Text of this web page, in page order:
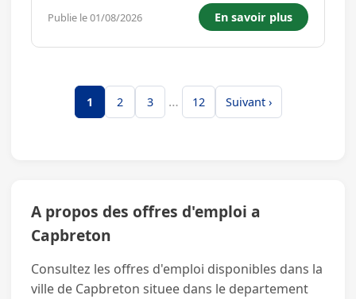
Niveau d'études minimum requis : Non diplômé
Temps de travail : Temps plein...
Publie le 01/08/2026 En savoir plus
1 2 3 … 12 Suivant ›
A propos des offres d'emploi a
Capbreton
Consultez les offres d'emploi disponibles dans la
ville de Capbreton situee dans le departement